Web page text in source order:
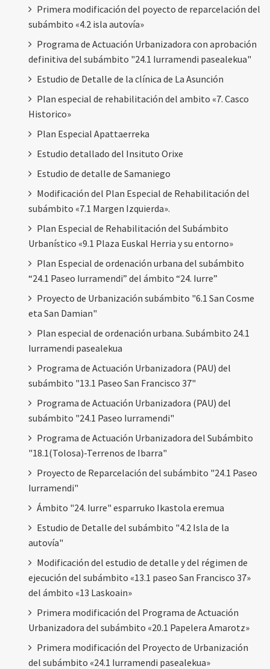
Primera modificación del poyecto de reparcelación del
subámbito «4.2 isla autovía»
Programa de Actuación Urbanizadora con aprobación
definitiva del subámbito "24.1 Iurramendi pasealekua"
Estudio de Detalle de la clínica de La Asunción
Plan especial de rehabilitación del ambito «7. Casco
Historico»
Plan Especial Apattaerreka
Estudio detallado del Insituto Orixe
Estudio de detalle de Samaniego
Modificación del Plan Especial de Rehabilitación del
subámbito «7.1 Margen Izquierda».
Plan Especial de Rehabilitación del Subámbito
Urbanístico «9.1 Plaza Euskal Herria y su entorno»
Plan Especial de ordenación urbana del subámbito
“24.1 Paseo Iurramendi” del ámbito “24. Iurre”
Proyecto de Urbanización subámbito "6.1 San Cosme
eta San Damian"
Plan especial de ordenación urbana. Subámbito 24.1
Iurramendi pasealekua
Programa de Actuación Urbanizadora (PAU) del
subámbito "13.1 Paseo San Francisco 37"
Programa de Actuación Urbanizadora (PAU) del
subámbito "24.1 Paseo Iurramendi"
Programa de Actuación Urbanizadora del Subámbito
"18.1(Tolosa)-Terrenos de Ibarra"
Proyecto de Reparcelación del subámbito "24.1 Paseo
Iurramendi"
Ámbito "24. Iurre" esparruko Ikastola eremua
Estudio de Detalle del subámbito "4.2 Isla de la
autovía"
Modificación del estudio de detalle y del régimen de
ejecución del subámbito «13.1 paseo San Francisco 37»
del ámbito «13 Laskoain»
Primera modificación del Programa de Actuación
Urbanizadora del subámbito «20.1 Papelera Amarotz»
Primera modificación del Proyecto de Urbanización
del subámbito «24.1 Iurramendi pasealekua»